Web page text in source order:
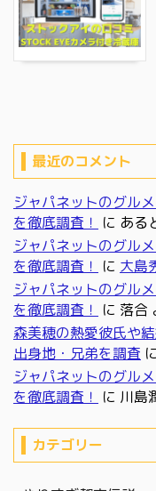
最近のコメント
ジャパネットのグル
を徹底調査！ に ある
ジャパネットのグル
を徹底調査！ に 大島
ジャパネットのグル
を徹底調査！ に 落合
森美穂の熱愛彼氏や
出身地・兄弟を調査 に
ジャパネットのグル
を徹底調査！ に 川島
カテゴリー